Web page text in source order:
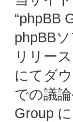
“phpBB
phpBB
リリー
にてダ
での議
Group